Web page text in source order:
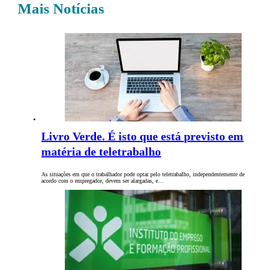
Mais Notícias
Livro Verde. É isto que está previsto em
matéria de teletrabalho
As situações em que o trabalhador pode optar pelo teletrabalho, independentemente de
acordo com o empregador, devem ser alargadas, e…